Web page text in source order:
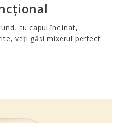
cu capul înclinat,
veți găsi mixerul perfect